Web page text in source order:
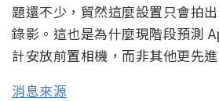
題還不少，貿然這麼設置只會拍
錄影。這也是為什麼現階段預測
計安放前置相機，而非其他更先
消息來源